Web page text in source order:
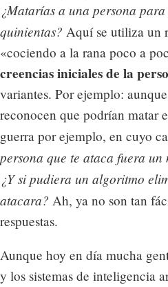
¿Matarías a una persona
quinientas? Aquí se utiliza un
«cociendo a la rana poco a
creencias iniciales de la
variantes. Por ejemplo:
reconocen que podrían matar
guerra por ejemplo, en cuyo
persona que te ataca fuera
¿Y si pudiera un algoritmo
atacara? Ah, ya no son tan
respuestas.
Aunque hoy en día mucha
y los sistemas de inteligencia